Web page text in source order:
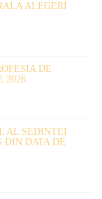
ALEGERI
DE
2026
AL SEDINTEI
DIN DATA DE